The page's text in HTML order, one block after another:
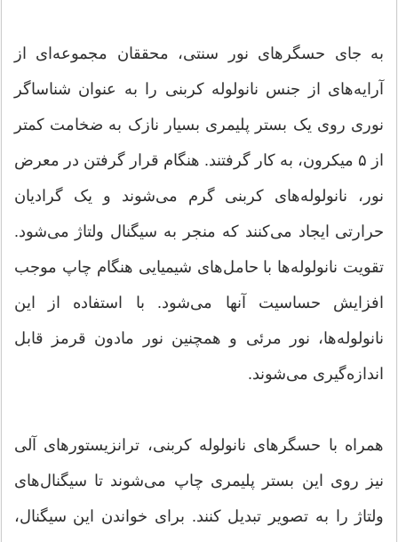
به جای حسگرهای نور سنتی، محققان مجموعه‌ای از
آرایه‌های از جنس نانولوله کربنی را به عنوان شناساگر
نوری روی یک بستر پلیمری بسیار نازک به ضخامت کمتر
از ۵ میکرون، به کار گرفتند. هنگام قرار گرفتن در معرض
نور، نانولوله‌های کربنی گرم می‌شوند و یک گرادیان
حرارتی ایجاد می‌کنند که منجر به سیگنال ولتاژ می‌شود.
تقویت نانولوله‌ها با حامل‌های شیمیایی هنگام چاپ موجب
افزایش حساسیت آنها می‌شود. با استفاده از این
نانولوله‌ها، نور مرئی و همچنین نور مادون قرمز قابل
اندازه‌گیری می‌شوند.
همراه با حسگرهای نانولوله کربنی، ترانزیستورهای آلی
نیز روی این بستر پلیمری چاپ می‌شوند تا سیگنال‌های
ولتاژ را به تصویر تبدیل کنند. برای خواندن این سیگنال،